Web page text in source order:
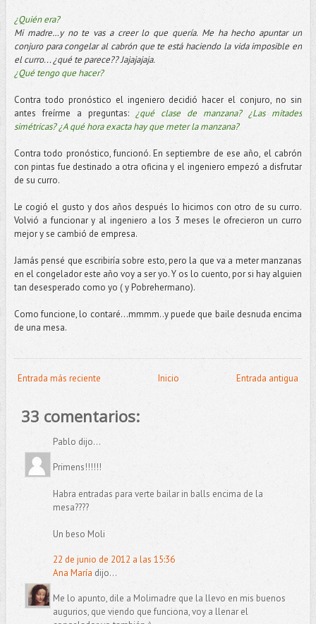
¿Quién era?
Mi madre…y no te vas a creer lo que quería. Me ha hecho apuntar un
conjuro para congelar al cabrón que te está haciendo la vida imposible en
el curro... ¿qué te parece?? Jajajajaja.
¿Qué tengo que hacer?
Contra todo pronóstico el ingeniero decidió hacer el conjuro, no sin
antes freírme a preguntas: ¿qué clase de manzana? ¿Las mitades
simétricas? ¿A qué hora exacta hay que meter la manzana?
Contra todo pronóstico, funcionó. En septiembre de ese año, el cabrón
con pintas fue destinado a otra oficina y el ingeniero empezó a disfrutar
de su curro.
Le cogió el gusto y dos años después lo hicimos con otro de su curro.
Volvió a funcionar y al ingeniero a los 3 meses le ofrecieron un curro
mejor y se cambió de empresa.
Jamás pensé que escribiría sobre esto, pero la que va a meter manzanas
en el congelador este año voy a ser yo. Y os lo cuento, por si hay alguien
tan desesperado como yo ( y Pobrehermano).
Como funcione, lo contaré…mmmm..y puede que baile desnuda encima
de una mesa.
Entrada más reciente Entrada antigua
Inicio
33 comentarios:
Pablo dijo...
Primens!!!!!!
Habra entradas para verte bailar in balls encima de la
mesa????
Un beso Moli
22 de junio de 2012 a las 15:36
Ana María dijo...
Me lo apunto, dile a Molimadre que la llevo en mis buenos
augurios, que viendo que funciona, voy a llenar el